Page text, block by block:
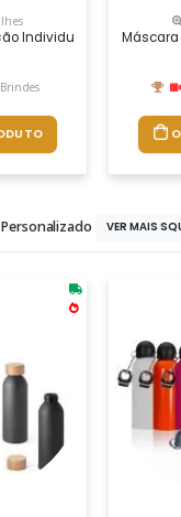
Individual, Possui Tripla
Máscara
VER MAIS